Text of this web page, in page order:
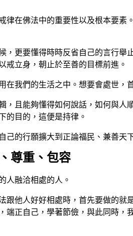
在佛法中的重要性以及根本要
更要懂得時時反省自己的言行
戒立身，朝止於至善的目標前進。
我們的生活之中。想要會處世，
且能夠懂得如何說話，如何與
的目的，這便是持律。
的行願擴大到正論福民、兼善天
尊重、包容
人融洽相處的人。
他人好好相處時，首先要做的
正自己，學著節儉，與此同時